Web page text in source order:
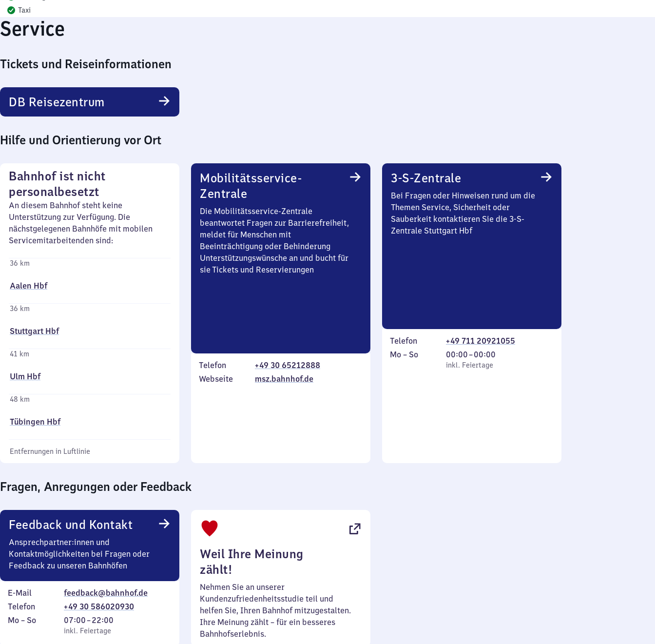
Taxi
Service
Tickets und Reiseinformationen
DB Reisezentrum
Hilfe und Orientierung vor Ort
Bahnhof ist nicht
personalbesetzt
An diesem Bahnhof steht keine
Unterstützung zur Verfügung. Die
nächstgelegenen Bahnhöfe mit mobilen
Servicemitarbeitenden sind:
36 km
Aalen Hbf
36 km
Stuttgart Hbf
41 km
Ulm Hbf
48 km
Tübingen Hbf
Entfernungen in Luftlinie
Mobilitätsservice-
Zentrale
Die Mobilitätsservice-Zentrale
beantwortet Fragen zur Barrierefreiheit,
meldet für Menschen mit
Beeinträchtigung oder Behinderung
Unterstützungswünsche an und bucht für
sie Tickets und Reservierungen
Telefon
+49 30 65212888
Webseite
msz.bahnhof.de
3-S-Zentrale
Bei Fragen oder Hinweisen rund um die
Themen Service, Sicherheit oder
Sauberkeit kontaktieren Sie die 3-S-
Zentrale Stuttgart Hbf
Telefon
+49 711 20921055
Montag
Mo – So,
inkl. Feiertage
00:00–00:00
Von
0
inkl. Feiertage
Fragen, Anregungen oder Feedback
Feedback und Kontakt
Ansprechpartner:innen und
Kontaktmöglichkeiten bei Fragen oder
Feedback zu unseren Bahnhöfen
E-Mail
feedback@bahnhof.de
Telefon
+49 30 586020930
Montag
Mo – So,
inkl. Feiertage
07:00–22:00
Von
7
inkl. Feiertage
Weil Ihre Meinung
zählt!
Nehmen Sie an unserer
Kundenzufriedenheitsstudie teil und
helfen Sie, Ihren Bahnhof mitzugestalten.
Ihre Meinung zählt – für ein besseres
Bahnhofserlebnis.